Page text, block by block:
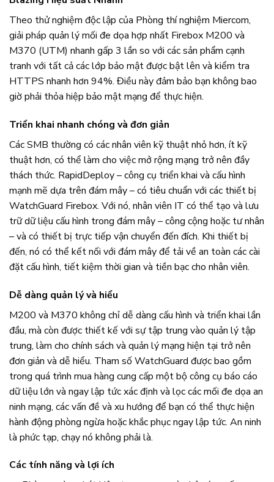
Theo thử nghiệm độc lập của Phòng thí nghiệm Miercom,
giải pháp quản lý mối đe dọa hợp nhất Firebox M200 và
M370 (UTM) nhanh gấp 3 lần so với các sản phẩm cạnh
tranh với tất cả các lớp bảo mật được bật lên và kiểm tra
HTTPS nhanh hơn 94%. Điều này đảm bảo bạn không bao
giờ phải thỏa hiệp bảo mật mạng để thực hiện.
Triển khai nhanh chóng và đơn giản
Các SMB thường có các nhân viên kỹ thuật nhỏ hơn, ít kỹ
thuật hơn, có thể làm cho việc mở rộng mạng trở nên đầy
thách thức. RapidDeploy – công cụ triển khai và cấu hình
mạnh mẽ dựa trên đám mây – có tiêu chuẩn với các thiết bị
WatchGuard Firebox. Với nó, nhân viên IT có thể tạo và lưu
trữ dữ liệu cấu hình trong đám mây – công cộng hoặc tư nhân
– và có thiết bị trực tiếp vận chuyển đến đích. Khi thiết bị
đến, nó có thể kết nối với đám mây để tải về an toàn các cài
đặt cấu hình, tiết kiệm thời gian và tiền bạc cho nhân viên.
Dễ dàng quản lý và hiểu
M200 và M370 không chỉ dễ dàng cấu hình và triển khai lần
đầu, mà còn được thiết kế với sự tập trung vào quản lý tập
trung, làm cho chính sách và quản lý mạng hiện tại trở nên
đơn giản và dễ hiểu. Tham số WatchGuard được bao gồm
trong quá trình mua hàng cung cấp một bộ công cụ báo cáo
dữ liệu lớn và ngay lập tức xác định và lọc các mối đe dọa an
ninh mạng, các vấn đề và xu hướng để bạn có thể thực hiện
hành động phòng ngừa hoặc khắc phục ngay lập tức. An ninh
là phức tạp, chạy nó không phải là.
Các tính năng và lợi ích